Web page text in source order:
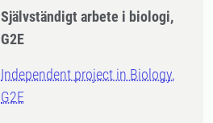
Självständigt arbete i biologi,
G2E
Independent project in Biology,
G2E